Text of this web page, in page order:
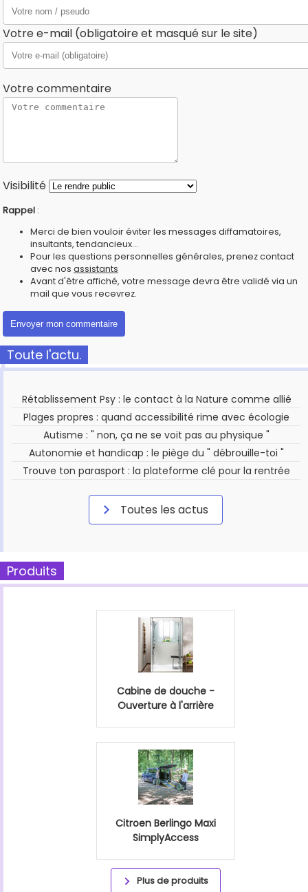
Votre e-mail (obligatoire et masqué sur le site)
Votre commentaire
Visibilité
Rappel :
Merci de bien vouloir éviter les messages diffamatoires,
insultants, tendancieux...
Pour les questions personnelles générales, prenez contact
avec nos assistants
Avant d'être affiché, votre message devra être validé via un
mail que vous recevrez.
Toute l'actu.
Rétablissement Psy : le contact à la Nature comme allié
Plages propres : quand accessibilité rime avec écologie
Autisme : " non, ça ne se voit pas au physique "
Autonomie et handicap : le piège du " débrouille-toi "
Trouve ton parasport : la plateforme clé pour la rentrée
Toutes les actus
Produits
Cabine de douche -
Ouverture à l'arrière
Citroen Berlingo Maxi
SimplyAccess
Plus de produits